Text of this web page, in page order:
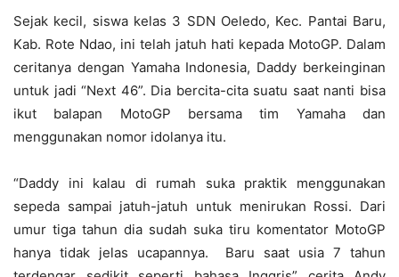
Sejak kecil, siswa kelas 3 SDN Oeledo, Kec. Pantai Baru,
Kab. Rote Ndao, ini telah jatuh hati kepada MotoGP. Dalam
ceritanya dengan Yamaha Indonesia, Daddy berkeinginan
untuk jadi “Next 46”. Dia bercita-cita suatu saat nanti bisa
ikut balapan MotoGP bersama tim Yamaha dan
menggunakan nomor idolanya itu.
“Daddy ini kalau di rumah suka praktik menggunakan
sepeda sampai jatuh-jatuh untuk menirukan Rossi. Dari
umur tiga tahun dia sudah suka tiru komentator MotoGP
hanya tidak jelas ucapannya. Baru saat usia 7 tahun